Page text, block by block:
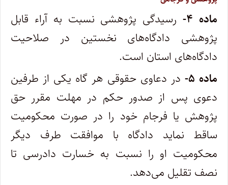
ماده ۴- رسیدگی پژوهشی نسبت به آراء قابل
پژوهشی دادگاه‌های نخستین در صلاحیت
دادگاه‌های استان است.
ماده ۵- در دعاوی حقوقی هر گاه یکی از طرفین
دعوی پس از صدور حکم در مهلت مقرر حق
پژوهش یا فرجام خود را در صورت محکومیت
ساقط نماید دادگاه با موافقت طرف دیگر
محکومیت او را نسبت به خسارت دادرسی تا
نصف تقلیل می‌دهد.